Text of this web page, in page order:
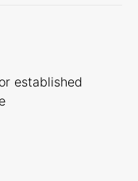
established